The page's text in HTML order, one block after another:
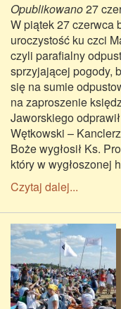
Opublikowano27
W piątek 27 czerwca
uroczystość ku czci
czyli parafialny
sprzyjającej pogody,
się na sumie
na zaproszenie
Jaworskiego
Wętkowski –
Boże wygłosił Ks.
który w wygłoszonej
Czytaj dalej...